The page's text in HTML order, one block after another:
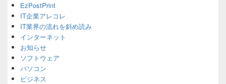
Sidebar
Widget
Area
EzPostPrint
IT企業アレコレ
IT業界の流れを斜め読み
インターネット
お知らせ
ソフトウェア
パソコン
ビジネス